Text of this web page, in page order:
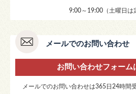
9:00～19:00（土曜日は
メールでのお問い合わせ
お問い合わせフォーム
メールでのお問い合わせは365日24時間